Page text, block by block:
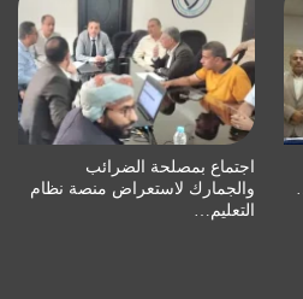
اجتماع بمصلحة الضرائب
والجمارك لاستعراض منصة نظام
التعليم…